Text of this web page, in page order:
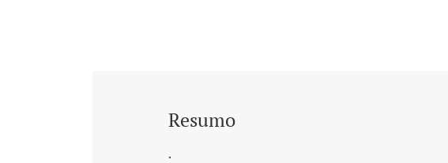
Resumo
.